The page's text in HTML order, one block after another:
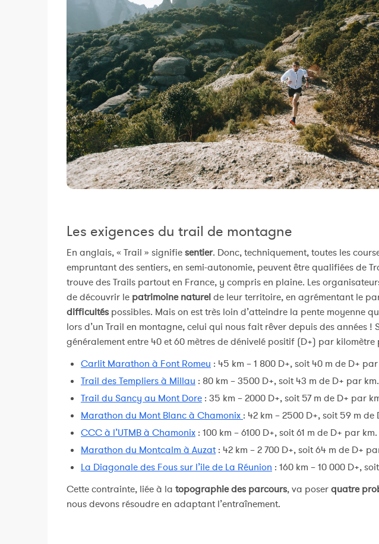
Les exigences du trail de montagne
En anglais, « Trail » signifiesentier. Donc, techniquement, toutes les
empruntant des sentiers, en semi-autonomie, peuvent être qualifiées de
trouve des Trails partout en France, y compris en plaine. Les
de découvrir le patrimoine naturelde leur territoire, en agrémentant le
difficultés possibles. Mais on est très loin d’atteindre la pente moyenne
lors d’un Trail en montagne, celui qui nous fait rêver depuis des années !
généralement entre 40 et 60 mètres de dénivelé positif (D+) par kilomètre
Carlit Marathon à Font Romeu : 45 km – 1 800 D+, soit 40 m de D+
Trail des Templiers à Millau : 80 km – 3500 D+, soit 43 m de D+ par km.
Trail du Sancy au Mont Dore : 35 km – 2000 D+, soit 57 m de D+ par
Marathon du Mont Blanc à Chamonix : 42 km – 2500 D+, soit 59 m de
CCC à l’UTMB à Chamonix : 100 km – 6100 D+, soit 61 m de D+ par km.
Marathon du Montcalm à Auzat: 42 km – 2 700 D+, soit 64 m de D+
La Diagonale des Fous sur l’ile de La Réunion : 160 km – 10 000 D+,
Cette contrainte, liée à la topographie des parcours, va poserquatre
nous devons résoudre en adaptant l’entraînement.